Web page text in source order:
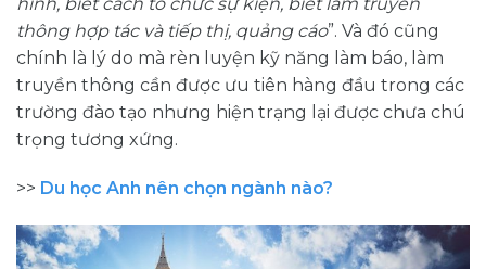
thông hợp tác và tiếp thị, quảng cáo”. Và đó cũng
chính là lý do mà rèn luyện kỹ năng làm báo, làm
truyền thông cần được ưu tiên hàng đầu trong các
trường đào tạo nhưng hiện trạng lại được chưa chú
trọng tương xứng.
>> Du học Anh nên chọn ngành nào?